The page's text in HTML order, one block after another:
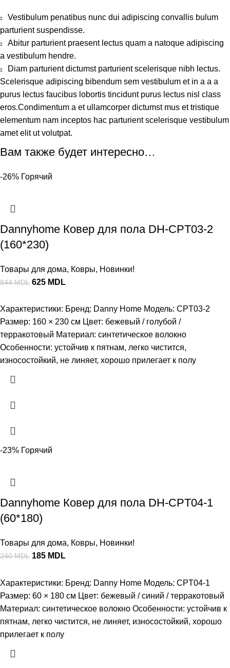
Vestibulum penatibus nunc dui adipiscing convallis bulum
parturient suspendisse.
Abitur parturient praesent lectus quam a natoque adipiscing
a vestibulum hendre.
Diam parturient dictumst parturient scelerisque nibh lectus.
Scelerisque adipiscing bibendum sem vestibulum et in a a a
purus lectus faucibus lobortis tincidunt purus lectus nisl class
eros.Condimentum a et ullamcorper dictumst mus et tristique
elementum nam inceptos hac parturient scelerisque vestibulum
amet elit ut volutpat.
Вам также будет интересно…
-26% Горячий
Dannyhome Ковер для пола DH-CPT03-2
(160*230)
Товары для дома, Ковры, Новинки!
844MDL 625 MDL
Характеристики: Бренд: Danny Home Модель: CPT03-2
Размер: 160 × 230 см Цвет: бежевый / голубой /
терракотовый Материал: синтетическое волокно
Особенности: устойчив к пятнам, легко чистится,
износостойкий, не линяет, хорошо прилегает к полу
-23% Горячий
Dannyhome Ковер для пола DH-CPT04-1
(60*180)
Товары для дома, Ковры, Новинки!
240MDL 185 MDL
Характеристики: Бренд: Danny Home Модель: CPT04-1
Размер: 60 × 180 см Цвет: бежевый / синий / терракотовый
Материал: синтетическое волокно Особенности: устойчив к
пятнам, легко чистится, не линяет, износостойкий, хорошо
прилегает к полу